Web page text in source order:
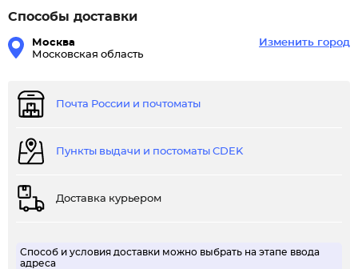
Способы доставки
Москва
Московская область
Изменить город
Почта России и почтоматы
Пункты выдачи и постоматы CDEK
Доставка курьером
Способ и условия доставки можно выбрать на этапе ввода
адреса